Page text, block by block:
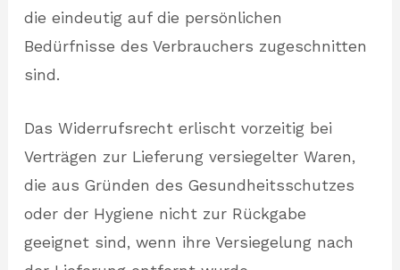
die eindeutig auf die persönlichen
Bedürfnisse des Verbrauchers zugeschnitten
sind.
Das Widerrufsrecht erlischt vorzeitig bei
Verträgen zur Lieferung versiegelter Waren,
die aus Gründen des Gesundheitsschutzes
oder der Hygiene nicht zur Rückgabe
geeignet sind, wenn ihre Versiegelung nach